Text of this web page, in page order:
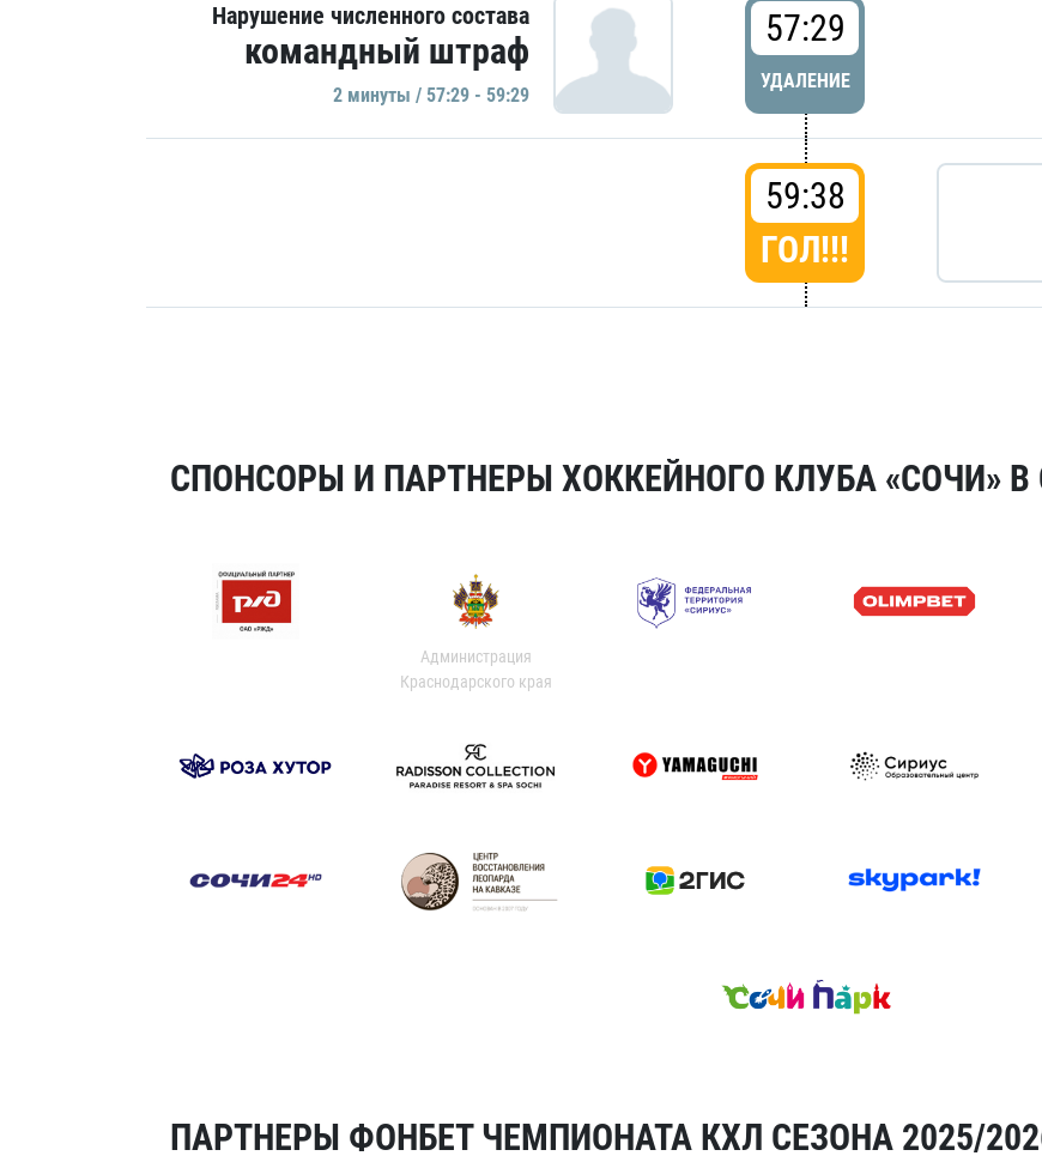
Нарушение численного состава
командный штраф
2 минуты / 57:29 - 59:29
57:29
УДАЛЕНИЕ
59:38
ГОЛ!!!
СПОНСОРЫ И ПАРТНЕРЫ ХОККЕЙНОГО КЛУБА «СОЧИ» В
Администрация
Краснодарского края
ПАРТНЕРЫ ФОНБЕТ ЧЕМПИОНАТА КХЛ СЕЗОНА 2025/